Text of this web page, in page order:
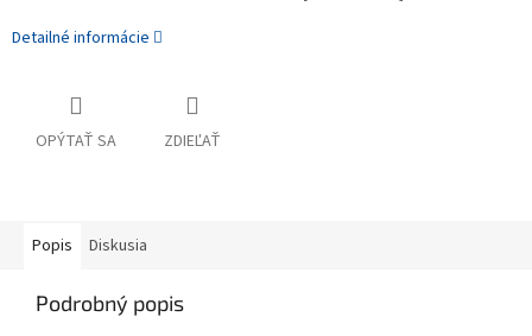
Detailné informácie
OPÝTAŤ SA ZDIEĽAŤ
Popis Diskusia
Podrobný popis